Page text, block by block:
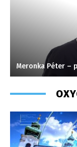
Meronka Péter –